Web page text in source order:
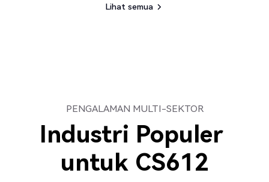
Lihat semua
PENGALAMAN MULTI-SEKTOR
Industri Populer
untuk CS612